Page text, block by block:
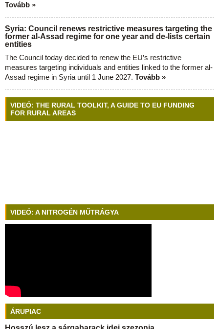
Tovább »
Syria: Council renews restrictive measures targeting the
former al-Assad regime for one year and de-lists certain
entities
The Council today decided to renew the EU’s restrictive
measures targeting individuals and entities linked to the former al-
Assad regime in Syria until 1 June 2027. Tovább »
VIDEÓ: THE RURAL TOOLKIT, A GUIDE TO EU FUNDING
FOR RURAL AREAS
VIDEÓ: A NITROGÉN MŰTRÁGYA
ÁRUPIAC